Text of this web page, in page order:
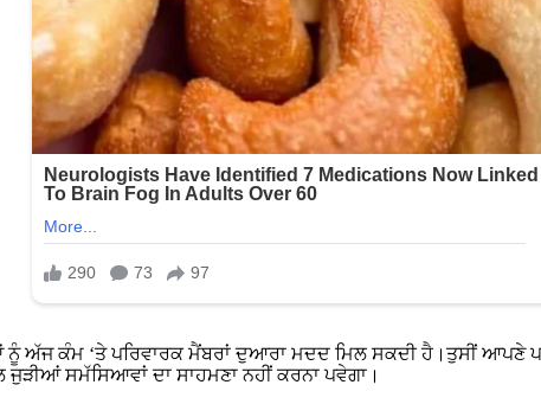
ਅੱਜ ਕੰਮ ‘ਤੇ ਪਰਿਵਾਰਕ ਮੈਂਬਰਾਂ ਦੁਆਰਾ ਮਦਦ ਮਿਲ ਸਕਦੀ ਹੈ।ਤੁਸੀਂ ਆਪਣੇ
ਸਮੱਸਿਆਵਾਂ ਦਾ ਸਾਹਮਣਾ ਨਹੀਂ ਕਰਨਾ ਪਵੇਗਾ।